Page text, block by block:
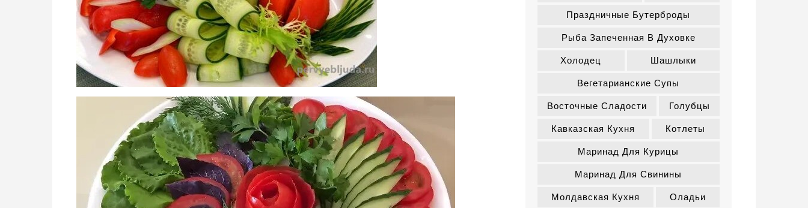
Праздничные Бутерброды
Рыба Запеченная В Духовке
Холодец Шашлыки
Вегетарианские Супы
Восточные Сладости Голубцы
Кавказская Кухня Котлеты
Маринад Для Курицы
Маринад Для Свинины
Молдавская Кухня Оладьи